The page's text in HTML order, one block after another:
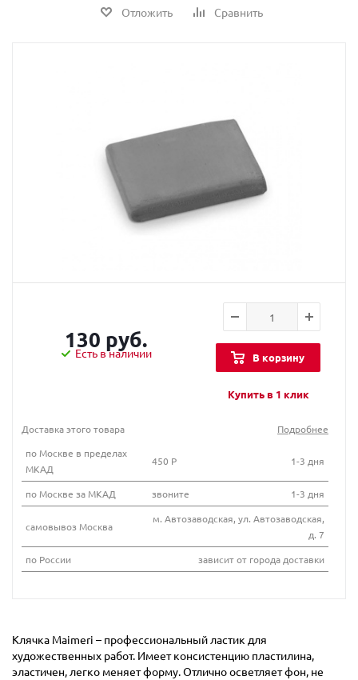
Отложить Сравнить
130 руб.
Есть в наличии В корзину
Купить в 1 клик
Доставка этого товара
Подробнее
по Москве в пределах
МКАД
450 Р 1-3 дня
по Москве за МКАД звоните 1-3 дня
самовывоз Москва
м. Автозаводская, ул. Автозаводская,
д. 7
по России
зависит от города доставки
Клячка Maimeri – профессиональный ластик для
художественных работ. Имеет консистенцию пластилина,
эластичен, легко меняет форму. Отлично осветляет фон, не